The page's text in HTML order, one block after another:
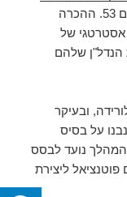
, והציב אותם במקום 53. ההכרה
אסטרטגי של
הנדל"ן שלהם
ובעיקר
על בסיס
המהלך נועד לבסס
ליצירת